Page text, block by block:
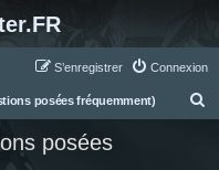
Connexion
S’enregistrer
posées fréquemment)
posées